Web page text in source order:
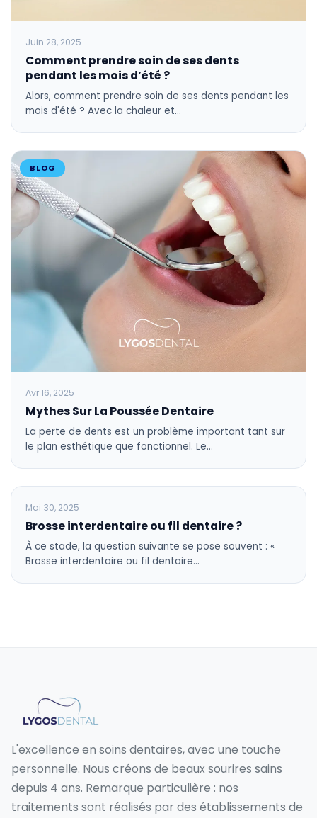
Juin 28, 2025
Comment prendre soin de ses dents
pendant les mois d’été ?
Alors, comment prendre soin de ses dents pendant les
mois d'été ? Avec la chaleur et…
BLOG
Avr 16, 2025
Mythes Sur La Poussée Dentaire
La perte de dents est un problème important tant sur
le plan esthétique que fonctionnel. Le…
BLOG
Mai 30, 2025
Brosse interdentaire ou fil dentaire ?
À ce stade, la question suivante se pose souvent : «
Brosse interdentaire ou fil dentaire…
L'excellence en soins dentaires, avec une touche
personnelle. Nous créons de beaux sourires sains
depuis 4 ans. Remarque particulière : nos
traitements sont réalisés par des établissements de